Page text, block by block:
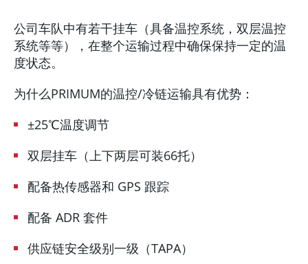
公司车队中有若干挂车（具备温控系统，双层温控
系统等等），在整个运输过程中确保保持一定的温
度状态。
为什么PRIMUM的温控/冷链运输具有优势：
±25℃温度调节
双层挂车（上下两层可装66托）
配备热传感器和 GPS 跟踪
配备 ADR 套件
供应链安全级别一级（TAPA）